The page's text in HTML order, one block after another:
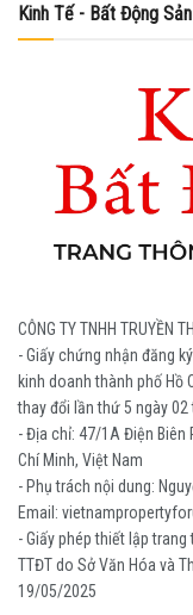
Kinh Tế - Bất Động Sản
CÔNG TY TNHH TRUYỀN
- Giấy chứng nhận đăng
kinh doanh thành phố Hồ
thay đổi lần thứ 5 ngày
- Địa chỉ: 47/1A Điện Biên
Chí Minh, Việt Nam
- Phụ trách nội dung:
Email:
- Giấy phép thiết lập
TTĐT do Sở Văn Hóa và
19/05/2025